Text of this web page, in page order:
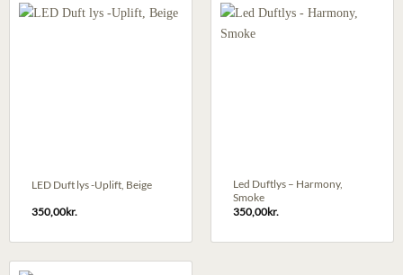
LED Duft lys -Uplift, Beige
350,00kr.
Led Duftlys – Harmony,
Smoke
350,00kr.